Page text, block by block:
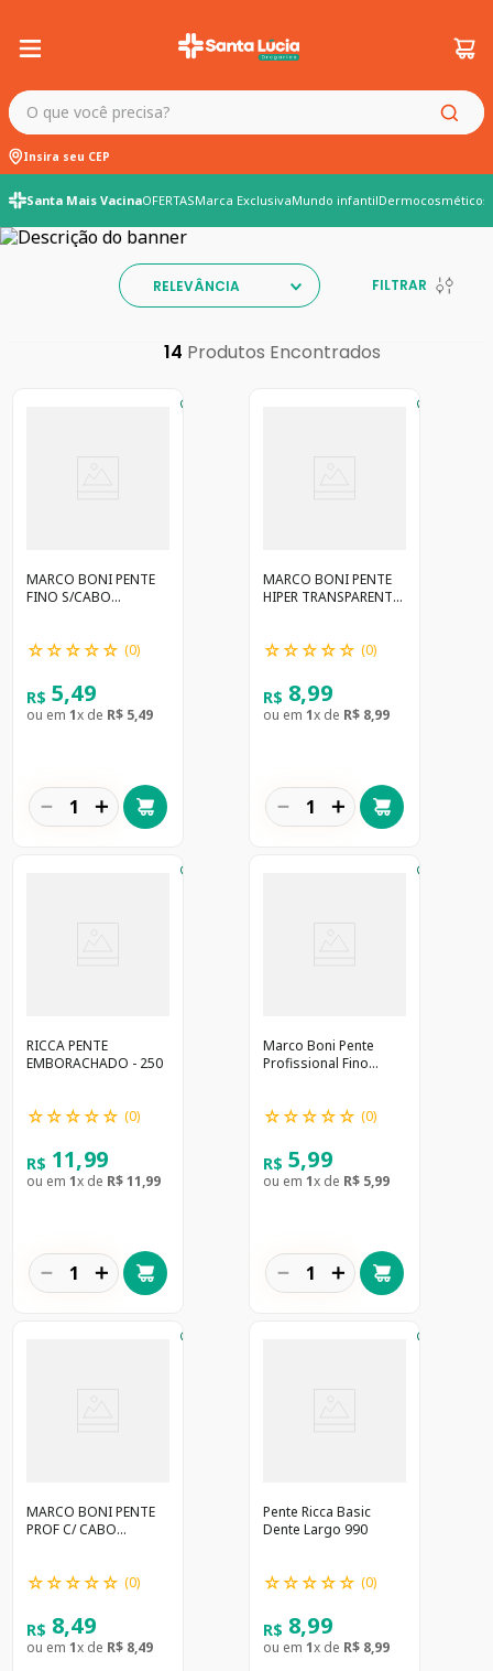
O que você precisa?
Insira seu CEP
Santa Mais VacinaOFERTASMarca ExclusivaMundo infantilDermocosméticos
RELEVÂNCIA FILTRAR
14
MARCO BONI PENTE
FINO S/CABO
☆☆☆☆☆ (0)
R$ 5,49
ou em 1x de R$ 5,49
＋
－
MARCO BONI PENTE
HIPER TRANSPARENTE
☆☆☆☆☆ (0)
R$ 8,99
ou em 1x de R$ 8,99
＋
－
RICCA PENTE
EMBORACHADO - 250
☆☆☆☆☆ (0)
R$ 11,99
ou em 1x de R$11,99
＋
－
Marco Boni Pente
Profissional Fino
☆☆☆☆☆ (0)
R$ 5,99
ou em 1x de R$ 5,99
＋
－
MARCO BONI PENTE
PROF C/ CABO
☆☆☆☆☆ (0)
R$ 8,49
ou em 1x de R$ 8,49
Pente Ricca Basic
Dente Largo 990
☆☆☆☆☆ (0)
R$ 8,99
ou em 1x de R$ 8,99